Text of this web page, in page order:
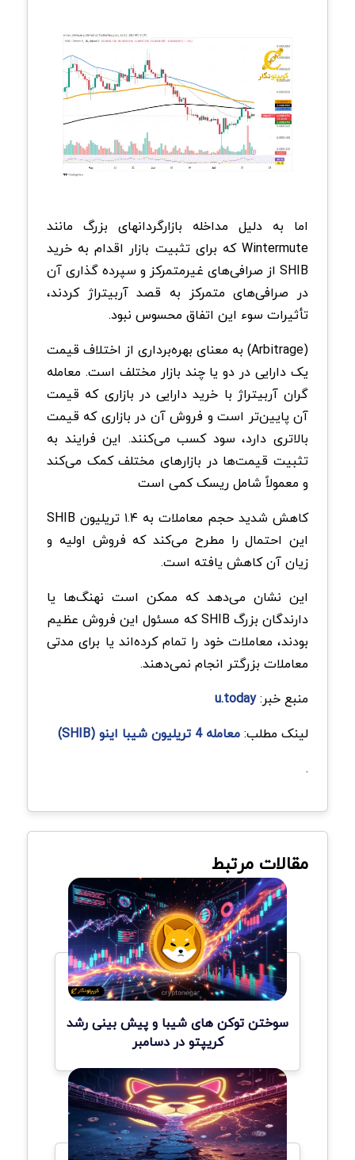
اما به دلیل مداخله بازارگردانهای بزرگ مانند
Wintermute که برای تثبیت بازار اقدام به خرید
SHIB از صرافی‌های غیرمتمرکز و سپرده گذاری آن
در صرافی‌های متمرکز به قصد آربیتراژ کردند،
تأثیرات سوء این اتفاق محسوس نبود.
(Arbitrage) به معنای بهره‌برداری از اختلاف قیمت
یک دارایی در دو یا چند بازار مختلف است. معامله
گران آربیتراژ با خرید دارایی در بازاری که قیمت
آن پایین‌تر است و فروش آن در بازاری که قیمت
بالاتری دارد، سود کسب می‌کنند. این فرایند به
تثبیت قیمت‌ها در بازارهای مختلف کمک می‌کند
و معمولاً شامل ریسک کمی است
کاهش شدید حجم معاملات به ۱.۴ تریلیون SHIB
این احتمال را مطرح می‌کند که فروش اولیه و
زیان آن کاهش یافته است.
این نشان می‌دهد که ممکن است نهنگ‌ها یا
دارندگان بزرگ SHIB که مسئول این فروش عظیم
بودند، معاملات خود را تمام کرده‌اند یا برای مدتی
معاملات بزرگتر انجام نمی‌دهند.
منبع خبر:u.today
لینک مطلب:معامله 4 تریلیون شیبا اینو (SHIB)
.
مقالات مرتبط
سوختن توکن های شیبا و پیش بینی رشد
کریپتو در دسامبر